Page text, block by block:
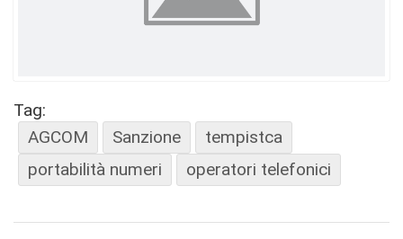
Tag:
AGCOM
Sanzione
tempistca
portabilità numeri
operatori telefonici